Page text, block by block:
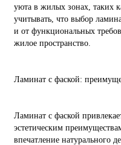
уюта в жилых зонах, таких
учитывать, что выбор
и от функциональных
жилое пространство.
Ламинат с фаской:
Ламинат с фаской
эстетическим
впечатление натурального